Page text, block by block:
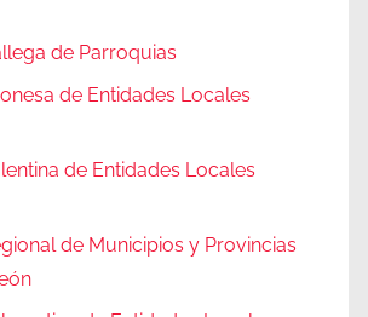
de Parroquias
de Entidades Locales
de Entidades Locales
de Municipios y Provincias